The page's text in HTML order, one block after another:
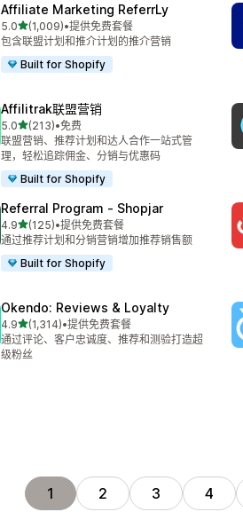
Affiliate Marketing ReferrLy
5.0星（满分 5 星）
(1,009)
总共 1009 条评论
•提供免费套餐
包含联盟计划和推介计划的推介营销
Built for Shopify
Affilitrak联盟营销
5.0星（满分 5 星）
(213)
总共 213 条评论
•免费
联盟营销、推荐计划和达人合作一站式管
理，轻松追踪佣金、分销与优惠码
Built for Shopify
Referral Program ‑ Shopjar
4.9星（满分 5 星）
(125)
总共 125 条评论
•提供免费套餐
通过推荐计划和分销营销增加推荐销售额
Built for Shopify
Okendo: Reviews & Loyalty
4.9星（满分 5 星）
(1,314)
总共 1314 条评论
•提供免费套餐
通过评论、客户忠诚度、推荐和测验打造超
级粉丝
1 2 3 4